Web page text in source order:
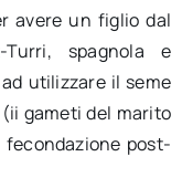
avere un figlio dal
Turri, spagnola e
utilizzare il seme
gameti del marito
post-